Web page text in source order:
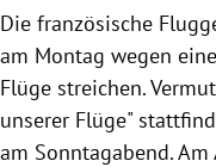
Untermenü
Die französische
am Montag wegen
Flüge streichen.
unserer Flüge"
am Sonntagabend.